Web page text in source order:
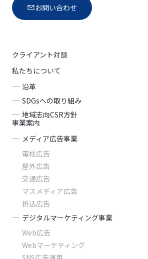
お問い合わせ
クライアント対談
私たちについて
沿革
SDGsへの取り組み
地域志向CSR方針
事業案内
メディア広告事業
電柱広告
屋外広告
交通広告
マスメディア広告
折込広告
デジタルマーケティング事業
Web広告
Webマーケティング